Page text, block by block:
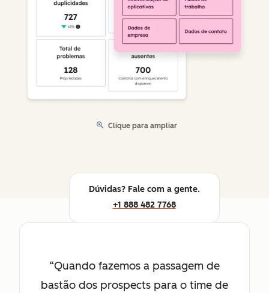
Clique para ampliar
Dúvidas? Fale com a gente.
+1 888 482 7768
Quando fazemos a passagem de
bastão dos prospects para o time de